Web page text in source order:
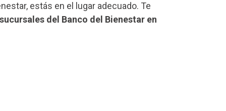
estás en el lugar adecuado. Te
sucursales del Banco del Bienestar en